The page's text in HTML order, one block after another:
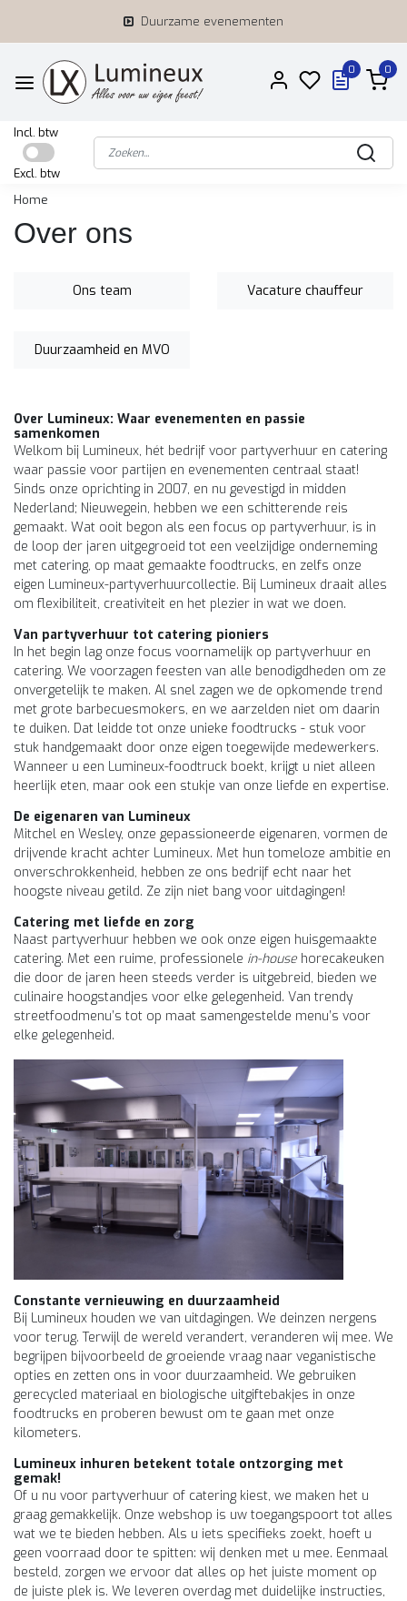
Duurzame evenementen
0 0
Incl. btw
Excl. btw
Home
Over ons
Ons team Vacature chauffeur
Duurzaamheid en MVO
Over Lumineux: Waar evenementen en passie
samenkomen
Welkom bij Lumineux, hét bedrijf voor partyverhuur en catering
waar passie voor partijen en evenementen centraal staat!
Sinds onze oprichting in 2007, en nu gevestigd in midden
Nederland; Nieuwegein, hebben we een schitterende reis
gemaakt. Wat ooit begon als een focus op partyverhuur, is in
de loop der jaren uitgegroeid tot een veelzijdige onderneming
met catering, op maat gemaakte foodtrucks, en zelfs onze
eigen Lumineux-partyverhuurcollectie. Bij Lumineux draait alles
om flexibiliteit, creativiteit en het plezier in wat we doen.
Van partyverhuur tot catering pioniers
In het begin lag onze focus voornamelijk op partyverhuur en
catering. We voorzagen feesten van alle benodigdheden om ze
onvergetelijk te maken. Al snel zagen we de opkomende trend
met grote barbecuesmokers, en we aarzelden niet om daarin
te duiken. Dat leidde tot onze unieke foodtrucks - stuk voor
stuk handgemaakt door onze eigen toegewijde medewerkers.
Wanneer u een Lumineux-foodtruck boekt, krijgt u niet alleen
heerlijk eten, maar ook een stukje van onze liefde en expertise.
De eigenaren van Lumineux
Mitchel en Wesley, onze gepassioneerde eigenaren, vormen de
drijvende kracht achter Lumineux. Met hun tomeloze ambitie en
onverschrokkenheid, hebben ze ons bedrijf echt naar het
hoogste niveau getild. Ze zijn niet bang voor uitdagingen!
Catering met liefde en zorg
Naast partyverhuur hebben we ook onze eigen huisgemaakte
catering. Met een ruime, professionele in-house horecakeuken
die door de jaren heen steeds verder is uitgebreid, bieden we
culinaire hoogstandjes voor elke gelegenheid. Van trendy
streetfoodmenu’s tot op maat samengestelde menu’s voor
elke gelegenheid.
Constante vernieuwing en duurzaamheid
Bij Lumineux houden we van uitdagingen. We deinzen nergens
voor terug. Terwijl de wereld verandert, veranderen wij mee. We
begrijpen bijvoorbeeld de groeiende vraag naar veganistische
opties en zetten ons in voor duurzaamheid. We gebruiken
gerecycled materiaal en biologische uitgiftebakjes in onze
foodtrucks en proberen bewust om te gaan met onze
kilometers.
Lumineux inhuren betekent totale ontzorging met
gemak!
Of u nu voor partyverhuur of catering kiest, we maken het u
graag gemakkelijk. Onze webshop is uw toegangspoort tot alles
wat we te bieden hebben. Als u iets specifieks zoekt, hoeft u
geen voorraad door te spitten: wij denken met u mee. Eenmaal
besteld, zorgen we ervoor dat alles op het juiste moment op
de juiste plek is. We leveren overdag met duidelijke instructies,